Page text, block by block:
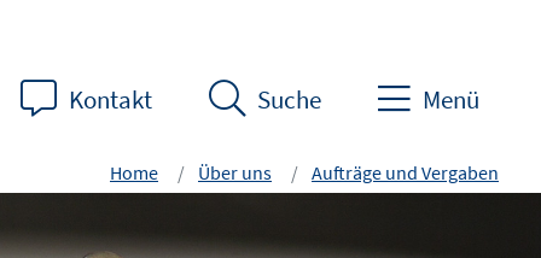
Kontakt Suche Menü
Home Über uns Aufträge und Vergaben